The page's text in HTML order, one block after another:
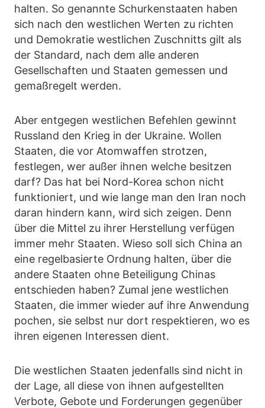
halten. So genannte Schurkenstaaten haben
sich nach den westlichen Werten zu richten
und Demokratie westlichen Zuschnitts gilt als
der Standard, nach dem alle anderen
Gesellschaften und Staaten gemessen und
gemaßregelt werden.
Aber entgegen westlichen Befehlen gewinnt
Russland den Krieg in der Ukraine. Wollen
Staaten, die vor Atomwaffen strotzen,
festlegen, wer außer ihnen welche besitzen
darf? Das hat bei Nord-Korea schon nicht
funktioniert, und wie lange man den Iran noch
daran hindern kann, wird sich zeigen. Denn
über die Mittel zu ihrer Herstellung verfügen
immer mehr Staaten. Wieso soll sich China an
eine regelbasierte Ordnung halten, über die
andere Staaten ohne Beteiligung Chinas
entschieden haben? Zumal jene westlichen
Staaten, die immer wieder auf ihre Anwendung
pochen, sie selbst nur dort respektieren, wo es
ihren eigenen Interessen dient.
Die westlichen Staaten jedenfalls sind nicht in
der Lage, all diese von ihnen aufgestellten
Verbote, Gebote und Forderungen gegenüber